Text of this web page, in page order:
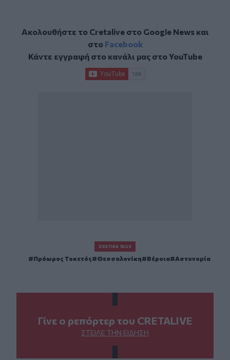
Ακολουθήστε το Cretalive στο Google Newsκαι
στο Facebook
Κάντε εγγραφή στο κανάλι μας στοYouTube
ΣΧΕΤΙΚΆ TAGS
Πρόωρος Τοκετός Θεσσαλονίκη Βέροια Αστυνομία
Γίνε ο ρεπόρτερ του CRETALIVE
ΣΤΕΊΛΕ ΤΗΝ ΕΊΔΗΣΗ